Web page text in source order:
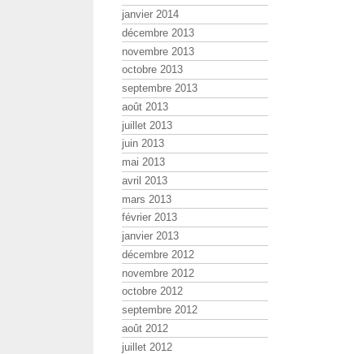
janvier 2014
décembre 2013
novembre 2013
octobre 2013
septembre 2013
août 2013
juillet 2013
juin 2013
mai 2013
avril 2013
mars 2013
février 2013
janvier 2013
décembre 2012
novembre 2012
octobre 2012
septembre 2012
août 2012
juillet 2012